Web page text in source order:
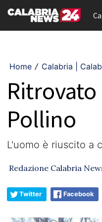
Home / Calabria |
Pollino
L'uomo è riuscito a
Redazione Calabria
Twitter Facebook